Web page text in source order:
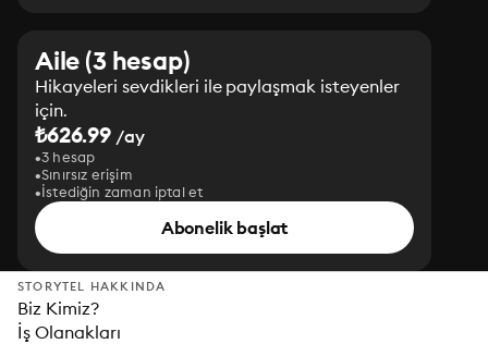
Aile (3 hesap)
Hikayeleri sevdikleri ile paylaşmak isteyenler
için.
₺626.99 /ay
3 hesap
Sınırsız erişim
İstediğin zaman iptal et
Abonelik başlat
STORYTEL HAKKINDA
Biz Kimiz?
İş Olanakları